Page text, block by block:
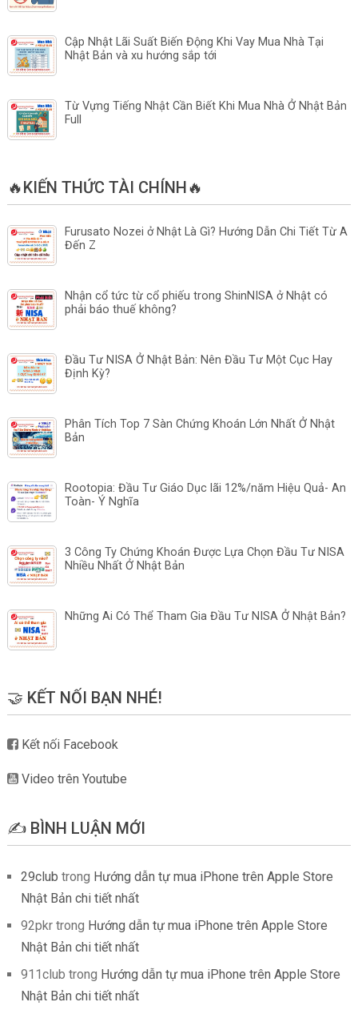
Cập Nhật Lãi Suất Biến Động Khi Vay Mua Nhà Tại
Nhật Bản và xu hướng sắp tới
Từ Vựng Tiếng Nhật Cần Biết Khi Mua Nhà Ở Nhật Bản
Full
🔥KIẾN THỨC TÀI CHÍNH🔥
Furusato Nozei ở Nhật Là Gì? Hướng Dẫn Chi Tiết Từ A
Đến Z
Nhận cổ tức từ cổ phiếu trong ShinNISA ở Nhật có
phải báo thuế không?
Đầu Tư NISA Ở Nhật Bản: Nên Đầu Tư Một Cục Hay
Định Kỳ?
Phân Tích Top 7 Sàn Chứng Khoán Lớn Nhất Ở Nhật
Bản
Rootopia: Đầu Tư Giáo Dục lãi 12%/năm Hiệu Quả- An
Toàn- Ý Nghĩa
3 Công Ty Chứng Khoán Được Lựa Chọn Đầu Tư NISA
Nhiều Nhất Ở Nhật Bản
Những Ai Có Thể Tham Gia Đầu Tư NISA Ở Nhật Bản?
🤝 KẾT NỐI BẠN NHÉ!
Kết nối Facebook
Video trên Youtube
✍️ BÌNH LUẬN MỚI
29club trong Hướng dẫn tự mua iPhone trên Apple Store
Nhật Bản chi tiết nhất
92pkrtrong Hướng dẫn tự mua iPhone trên Apple Store
Nhật Bản chi tiết nhất
911club trong Hướng dẫn tự mua iPhone trên Apple Store
Nhật Bản chi tiết nhất